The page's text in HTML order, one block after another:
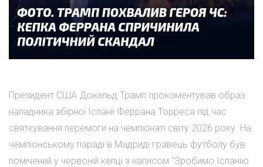
Президент США Дональд Трамп прокоментував образ
нападника збірної Іспанії Феррана Торреса під час
святкування перемоги на чемпіонаті світу 2026 року. На
чемпіонському параді в Мадриді гравець футболу був
помічений у червоній кепці з написом "Зробимо Іспанію